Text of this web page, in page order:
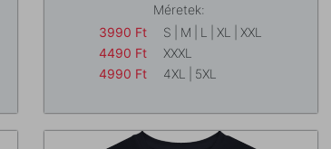
Méretek:
3990 Ft S M L XL
XXL
4490 Ft
XXXL
4990 Ft 4XL 5XL